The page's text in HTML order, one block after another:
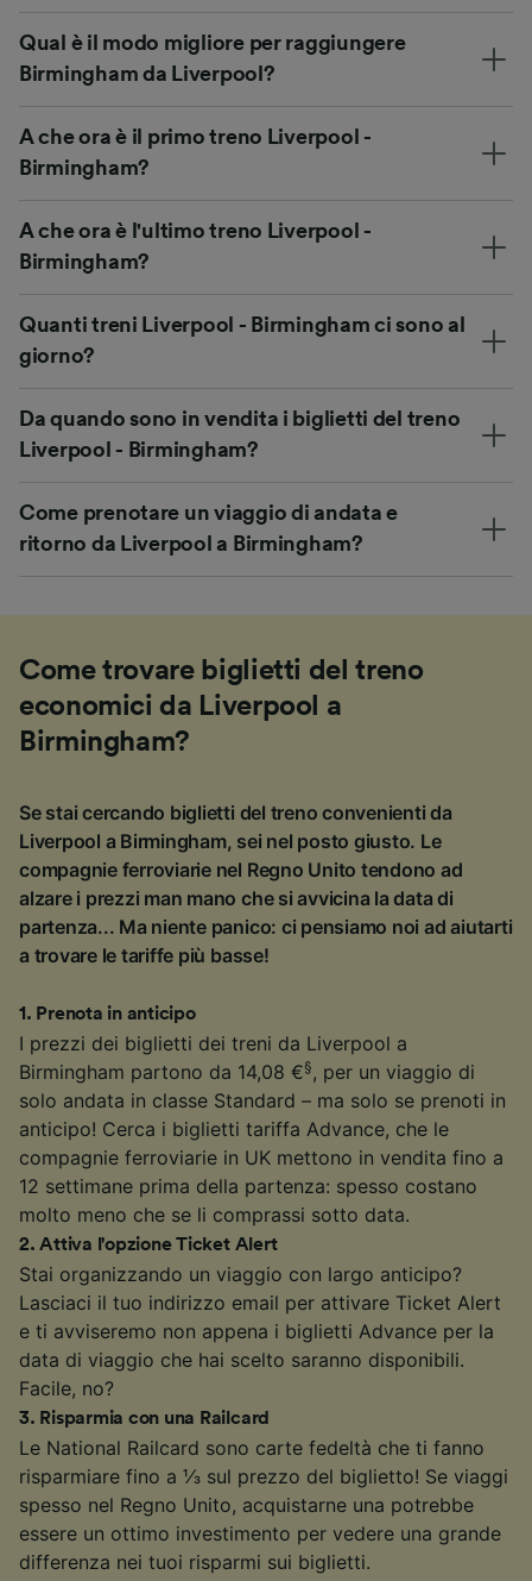
Qual è il modo migliore per raggiungere
Birmingham da Liverpool?
A che ora è il primo treno Liverpool -
Birmingham?
A che ora è l'ultimo treno Liverpool -
Birmingham?
Quanti treni Liverpool - Birmingham ci sono al
giorno?
Da quando sono in vendita i biglietti del treno
Liverpool - Birmingham?
Come prenotare un viaggio di andata e
ritorno da Liverpool a Birmingham?
Come trovare biglietti del treno
economici da Liverpool a
Birmingham?
Se stai cercando biglietti del treno convenienti da
Liverpool a Birmingham, sei nel posto giusto. Le
compagnie ferroviarie nel Regno Unito tendono ad
alzare i prezzi man mano che si avvicina la data di
partenza... Ma niente panico: ci pensiamo noi ad aiutarti
a trovare le tariffe più basse!
1 . Prenota in anticipo
I prezzi dei biglietti dei treni da Liverpool a
Birmingham partono da 14,08 €§, per un viaggio di
solo andata in classe Standard – ma solo se prenoti in
anticipo! Cerca i biglietti tariffa Advance, che le
compagnie ferroviarie in UK mettono in vendita fino a
12 settimane prima della partenza: spesso costano
molto meno che se li comprassi sotto data.
2.Attiva l'opzione Ticket Alert
Stai organizzando un viaggio con largo anticipo?
Lasciaci il tuo indirizzo email per attivare Ticket Alert
e ti avviseremo non appena i biglietti Advance per la
data di viaggio che hai scelto saranno disponibili.
Facile, no?
3. Risparmia con una Railcard
Le National Railcard sono carte fedeltà che ti fanno
risparmiare fino a ⅓ sul prezzo del biglietto! Se viaggi
spesso nel Regno Unito, acquistarne una potrebbe
essere un ottimo investimento per vedere una grande
differenza nei tuoi risparmi sui biglietti.